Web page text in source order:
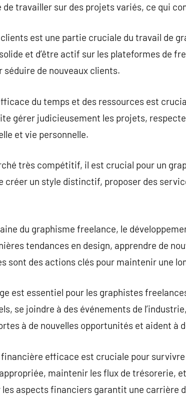
travailler sur des projets variés, ce qui
est une partie cruciale du travail de
et d’être actif sur les plateformes de
séduire de nouveaux clients.
du temps et des ressources est
gérer judicieusement les projets,
et vie personnelle.
très compétitif, il est crucial pour un
créer un style distinctif, proposer des
du graphisme freelance, le
tendances en design, apprendre de
sont des actions clés pour maintenir une
est essentiel pour les graphistes
se joindre à des événements de
à de nouvelles opportunités et aident à
efficace est cruciale pour
maintenir les flux de trésorerie,
les aspects financiers garantit une carrière